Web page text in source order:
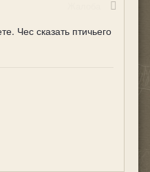
Чес сказать птичьего